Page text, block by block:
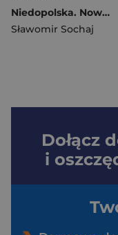
Niedopolska. Nowe spojrzenie na Ziemie Odzyskane
Sławomir Sochaj
Dołącz
i